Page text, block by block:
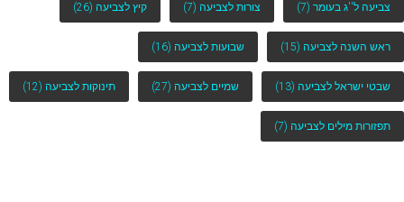
צביעה ל''ג בעומר (7) צורות לצביעה (7) קיץ לצביעה (26)
ראש השנה לצביעה (15) שבועות לצביעה (16)
שבטי ישראל לצביעה (13) שמיים לצביעה (27) תינוקות לצביעה (12)
תפזורות מילים לצביעה (7)